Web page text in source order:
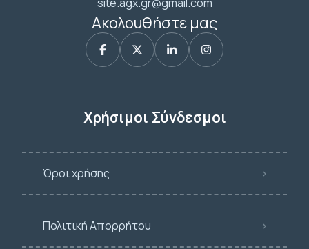
Ακολουθήστε μας
Χρήσιμοι Σύνδεσμοι
Όροι χρήσης
Πολιτική Απορρήτου